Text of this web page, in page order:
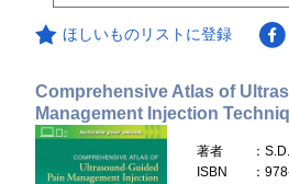
ほしいものリストに登録
Comprehensive Atlas of
Management Injection
著者
：
ISBN
：